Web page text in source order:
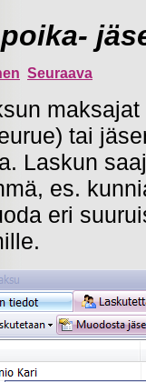
Seuraava
tai
Laskun
es.
eri